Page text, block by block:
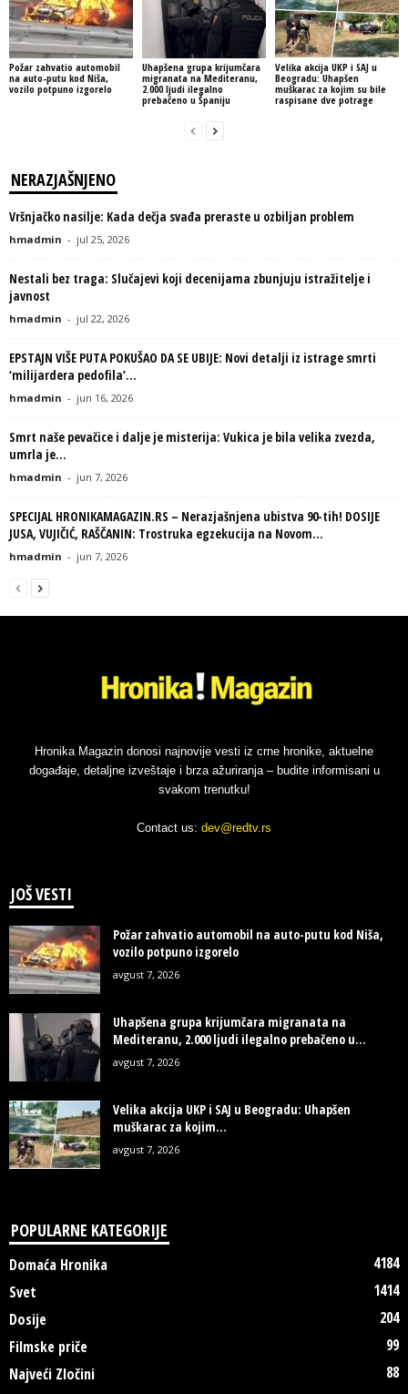
Požar zahvatio automobil
na auto-putu kod Niša,
vozilo potpuno izgorelo
Uhapšena grupa krijumčara
migranata na Mediteranu,
2.000 ljudi ilegalno
prebačeno u Španiju
Velika akcija UKP i SAJ u
Beogradu: Uhapšen
muškarac za kojim su bile
raspisane dve potrage
NERAZJAŠNJENO
Vršnjačko nasilje: Kada dečja svađa preraste u ozbiljan problem
hmadmin - jul 25, 2026
Nestali bez traga: Slučajevi koji decenijama zbunjuju istražitelje i
javnost
hmadmin - jul 22, 2026
EPSTAJN VIŠE PUTA POKUŠAO DA SE UBIJE: Novi detalji iz istrage smrti
‘milijardera pedofila’...
hmadmin - jun 16, 2026
Smrt naše pevačice i dalje je misterija: Vukica je bila velika zvezda,
umrla je...
hmadmin - jun 7, 2026
SPECIJAL HRONIKAMAGAZIN.RS – Nerazjašnjena ubistva 90-tih! DOSIJE
JUSA, VUJIČIĆ, RAŠČANIN: Trostruka egzekucija na Novom...
hmadmin - jun 7, 2026
Hronika Magazin donosi najnovije vesti iz crne hronike, aktuelne
događaje, detaljne izveštaje i brza ažuriranja – budite informisani u
svakom trenutku!
Contact us: dev@redtv.rs
JOŠ VESTI
Požar zahvatio automobil na auto-putu kod Niša,
vozilo potpuno izgorelo
avgust 7, 2026
Uhapšena grupa krijumčara migranata na
Mediteranu, 2.000 ljudi ilegalno prebačeno u...
avgust 7, 2026
Velika akcija UKP i SAJ u Beogradu: Uhapšen
muškarac za kojim...
avgust 7, 2026
POPULARNE KATEGORIJE
Domaća Hronika
4184
Svet
1414
Dosije
204
Filmske priče
99
Najveći Zločini
88